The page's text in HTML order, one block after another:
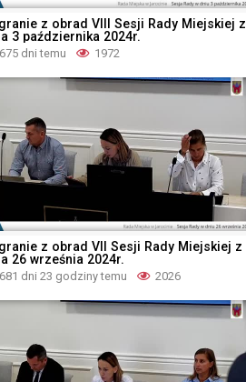
z obrad VIII Sesji Rady Miejskiej z
3 października 2024r.
675 dni temu 1972
z obrad VII Sesji Rady Miejskiej z
26 września 2024r.
681 dni 23 godziny temu 2026